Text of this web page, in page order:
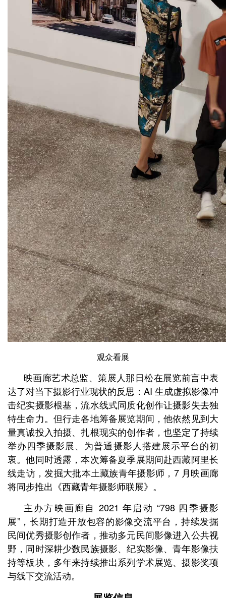
观众看展
映画廊艺术总监、策展人那日松在展览前言中表
达了对当下摄影行业现状的反思：AI 生成虚拟影像冲
击纪实摄影根基，流水线式同质化创作让摄影失去独
特生命力。但行走各地筹备展览期间，他依然见到大
量真诚投入拍摄、扎根现实的创作者，也坚定了持续
举办四季摄影展、为普通摄影人搭建展示平台的初
衷。他同时透露，本次筹备夏季展期间赴西藏阿里长
线走访，发掘大批本土藏族青年摄影师，7 月映画廊
将同步推出《西藏青年摄影师联展》。
主办方映画廊自 2021 年启动 “798 四季摄影
展”，长期打造开放包容的影像交流平台，持续发掘
民间优秀摄影创作者，推动多元民间影像进入公共视
野，同时深耕少数民族摄影、纪实影像、青年影像扶
持等板块，多年来持续推出系列学术展览、摄影奖项
与线下交流活动。